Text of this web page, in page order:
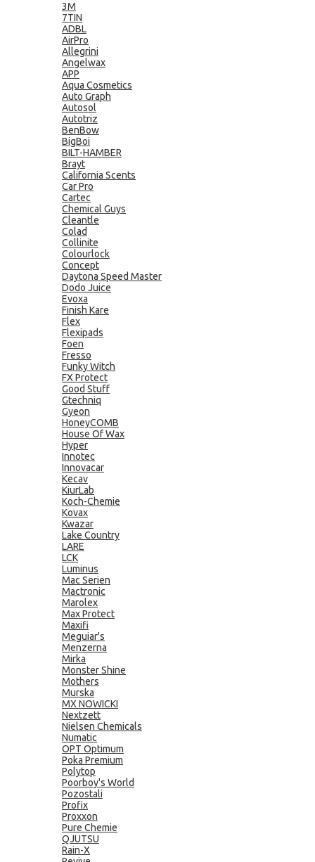
3M
7TIN
ADBL
AirPro
Allegrini
Angelwax
APP
Aqua Cosmetics
Auto Graph
Autosol
Autotriz
BenBow
BigBoi
BILT-HAMBER
Brayt
California Scents
Car Pro
Cartec
Chemical Guys
Cleantle
Colad
Collinite
Colourlock
Concept
Daytona Speed Master
Dodo Juice
Evoxa
Finish Kare
Flex
Flexipads
Foen
Fresso
Funky Witch
FX Protect
Good Stuff
Gtechniq
Gyeon
HoneyCOMB
House Of Wax
Hyper
Innotec
Innovacar
Kecav
KiurLab
Koch-Chemie
Kovax
Kwazar
Lake Country
LARE
LCK
Luminus
Mac Serien
Mactronic
Marolex
Max Protect
Maxifi
Meguiar's
Menzerna
Mirka
Monster Shine
Mothers
Murska
MX NOWICKI
Nextzett
Nielsen Chemicals
Numatic
OPT Optimum
Poka Premium
Polytop
Poorboy's World
Pozostali
Profix
Proxxon
Pure Chemie
QJUTSU
Rain-X